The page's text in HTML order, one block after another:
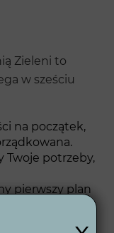
Zieleni to
w sześciu
na początek,
Twoje potrzeby,
pierwszy plan